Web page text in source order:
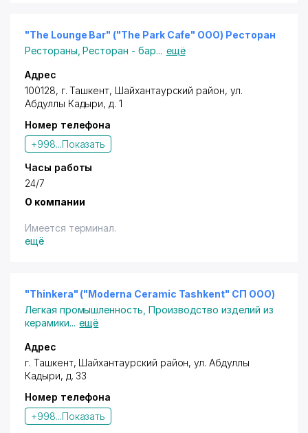
"The Lounge Bar" ("The Park Cafe" OOO) Ресторан
Рестораны ,Ресторан - бар... ещё
Адрес
100128, г. Ташкент, Шайхантаурский район, ул.
Абдуллы Кадыри, д. 1
Номер телефона
+998...Показать
Часы работы
24/7
О компании
Имеется терминал.
ещё
"Thinkera" ("Moderna Ceramic Tashkent" СП ООО)
Легкая промышленность Производство изделий из
керамики... ещё
Адрес
г. Ташкент, Шайхантаурский район,ул. Абдуллы
Кадыри, д. 33
Номер телефона
+998...Показать